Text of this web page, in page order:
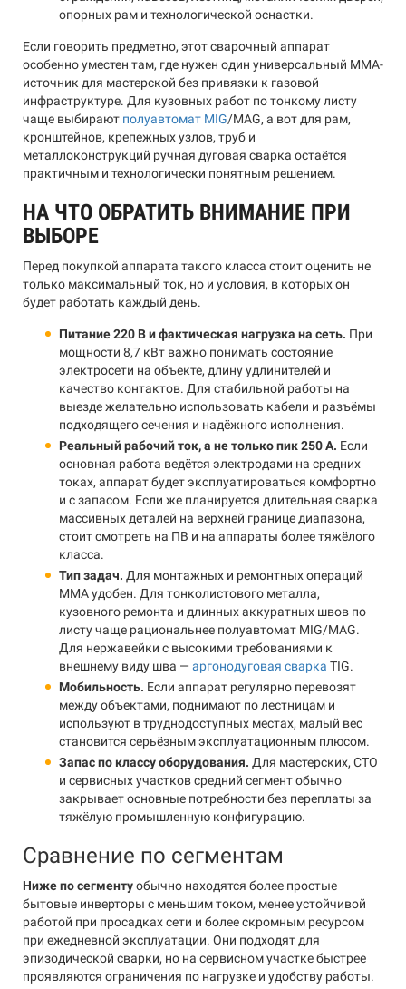
опорных рам и технологической оснастки.
Если говорить предметно, этот сварочный аппарат
особенно уместен там, где нужен один универсальный MMA-
источник для мастерской без привязки к газовой
инфраструктуре. Для кузовных работ по тонкому листу
чаще выбирают полуавтомат MIG/MAG, а вот для рам,
кронштейнов, крепежных узлов, труб и
металлоконструкций ручная дуговая сварка остаётся
практичным и технологически понятным решением.
НА ЧТО ОБРАТИТЬ ВНИМАНИЕ ПРИ
ВЫБОРЕ
Перед покупкой аппарата такого класса стоит оценить не
только максимальный ток, но и условия, в которых он
будет работать каждый день.
Питание 220 В и фактическая нагрузка на сеть. При
мощности 8,7 кВт важно понимать состояние
электросети на объекте, длину удлинителей и
качество контактов. Для стабильной работы на
выезде желательно использовать кабели и разъёмы
подходящего сечения и надёжного исполнения.
Реальный рабочий ток, а не только пик 250 А. Если
основная работа ведётся электродами на средних
токах, аппарат будет эксплуатироваться комфортно
и с запасом. Если же планируется длительная сварка
массивных деталей на верхней границе диапазона,
стоит смотреть на ПВ и на аппараты более тяжёлого
класса.
Тип задач. Для монтажных и ремонтных операций
MMA удобен. Для тонколистового металла,
кузовного ремонта и длинных аккуратных швов по
листу чаще рациональнее полуавтомат MIG/MAG.
Для нержавейки с высокими требованиями к
внешнему виду шва — аргонодуговая сварка TIG.
Мобильность. Если аппарат регулярно перевозят
между объектами, поднимают по лестницам и
используют в труднодоступных местах, малый вес
становится серьёзным эксплуатационным плюсом.
Запас по классу оборудования. Для мастерских, СТО
и сервисных участков средний сегмент обычно
закрывает основные потребности без переплаты за
тяжёлую промышленную конфигурацию.
Сравнение по сегментам
Ниже по сегментуобычно находятся более простые
бытовые инверторы с меньшим током, менее устойчивой
работой при просадках сети и более скромным ресурсом
при ежедневной эксплуатации. Они подходят для
эпизодической сварки, но на сервисном участке быстрее
проявляются ограничения по нагрузке и удобству работы.